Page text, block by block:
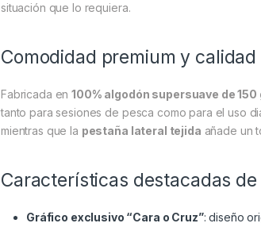
situación que lo requiera.
Comodidad premium y
Fabricada en100% algodón supersuave de 150
tanto para sesiones de pesca como para el uso
mientras que la pestaña lateral tejida añade un
Características destacadas
Gráfico exclusivo “Cara o Cruz”: diseño